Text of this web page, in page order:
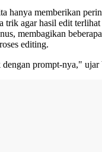
memberikan
trik agar hasil edit
membagikan
editing.
prompt-nya,"